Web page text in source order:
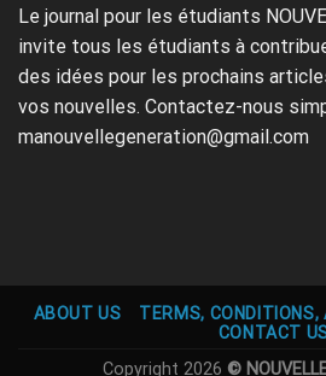
Le journal pour les étudiants
invite tous les étudiants à
des idées pour les prochains
vos nouvelles. Contactez-nous
manouvellegeneration@gmail.com
ABOUT US
TERMS, CONDITIONS,
CONTACT
Copyright 2026 ©